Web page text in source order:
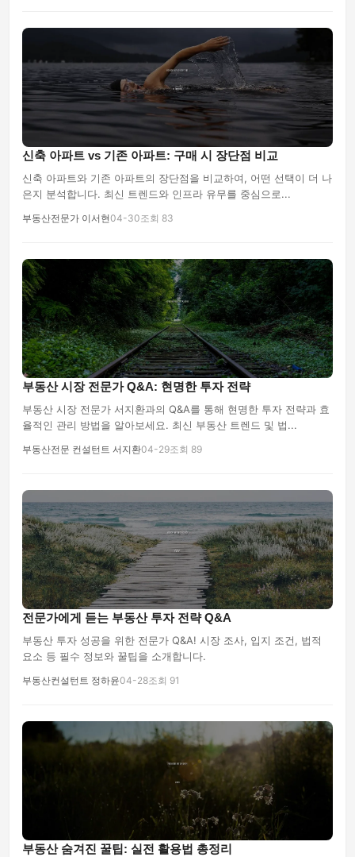
신축 아파트 vs 기존 아파트: 구매 시 장단점 비교
신축 아파트와 기존 아파트의 장단점을 비교하여, 어떤 선택이 더 나
은지 분석합니다. 최신 트렌드와 인프라 유무를 중심으로...
부동산전문가 이서현04-30조회 83
부동산 시장 전문가 Q&A: 현명한 투자 전략
부동산 시장 전문가 서지환과의 Q&A를 통해 현명한 투자 전략과 효
율적인 관리 방법을 알아보세요. 최신 부동산 트렌드 및 법...
부동산전문 컨설턴트 서지환04-29조회 89
전문가에게 듣는 부동산 투자 전략 Q&A
부동산 투자 성공을 위한 전문가 Q&A! 시장 조사, 입지 조건, 법적
요소 등 필수 정보와 꿀팁을 소개합니다.
부동산컨설턴트 정하윤04-28조회 91
부동산 숨겨진 꿀팁: 실전 활용법 총정리